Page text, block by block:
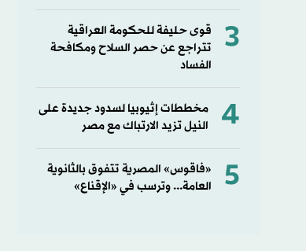
3
قوى حليفة للحكومة العراقية
تتراجع عن حصر السلاح ومكافحة
الفساد
4
مخططات إثيوبيا لسدود جديدة على
النيل تزيد الارتباك مع مصر
5
«فاقوس» المصرية تتفوق بالثانوية
العامة... وترسب في «الإقناع»